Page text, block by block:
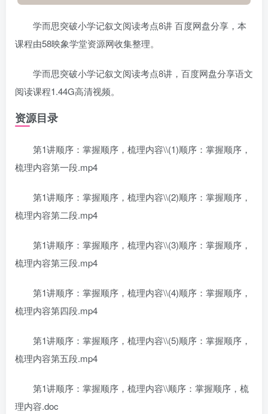
学而思突破小学记叙文阅读考点8讲 百度网盘分享，本
课程由58映象学堂资源网收集整理。
学而思突破小学记叙文阅读考点8讲，百度网盘分享语文
阅读课程1.44G高清视频。
资源目录
第1讲顺序：掌握顺序，梳理内容\\(1)顺序：掌握顺序，
梳理内容第一段.mp4
第1讲顺序：掌握顺序，梳理内容\\(2)顺序：掌握顺序，
梳理内容第二段.mp4
第1讲顺序：掌握顺序，梳理内容\\(3)顺序：掌握顺序，
梳理内容第三段.mp4
第1讲顺序：掌握顺序，梳理内容\\(4)顺序：掌握顺序，
梳理内容第四段.mp4
第1讲顺序：掌握顺序，梳理内容\\(5)顺序：掌握顺序，
梳理内容第五段.mp4
第1讲顺序：掌握顺序，梳理内容\\顺序：掌握顺序，梳
理内容.doc